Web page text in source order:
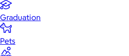
Graduation
Pets